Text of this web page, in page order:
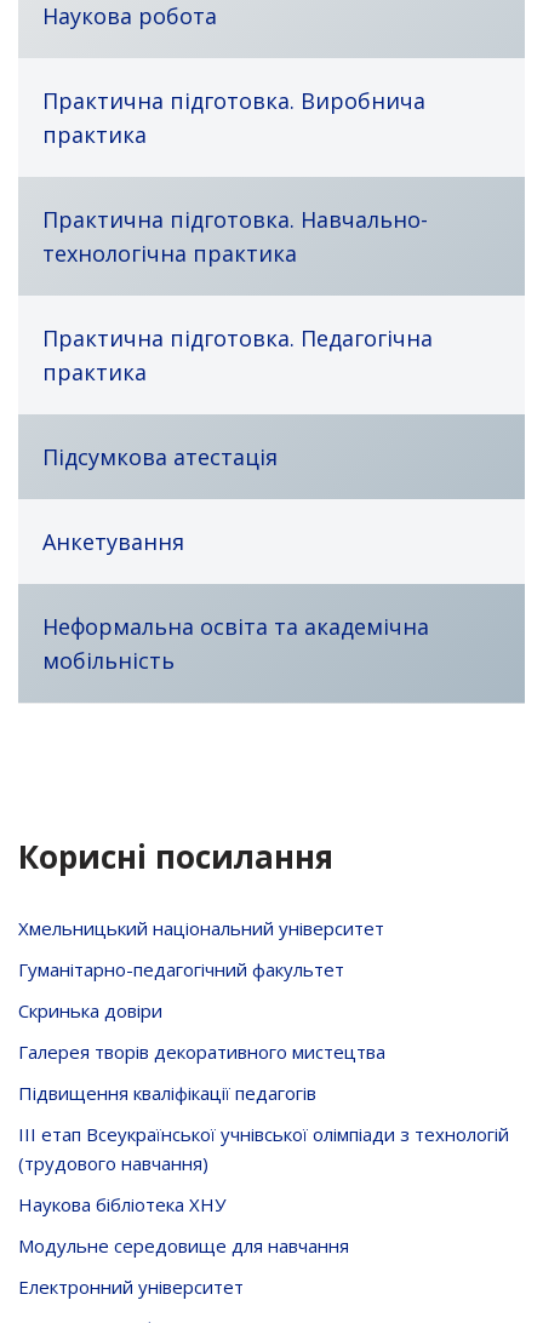
Наукова робота
Практична підготовка. Виробнича
практика
Практична підготовка. Навчально-
технологічна практика
Практична підготовка. Педагогічна
практика
Підсумкова атестація
Анкетування
Неформальна освіта та академічна
мобільність
Корисні посилання
Хмельницький національний університет
Гуманітарно-педагогічний факультет
Скринька довiри
Галерея творів декоративного мистецтва
Підвищення кваліфікації педагогів
ІІІ етап Всеукраїнської учнівської олімпіади з технологій
(трудового навчання)
Наукова бібліотека ХНУ
Модульне середовище для навчання
Електронний університет